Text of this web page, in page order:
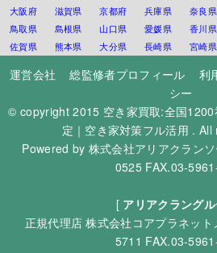
大阪府
滋賀県 京都府 兵庫県 奈良県
鳥取県
島根県 山口県 愛媛県 香川県
佐賀県
熊本県 大分県 長崎県 宮崎県
運営会社 総監修者プロフィール 利
シー
© copyright 2015 空き家買取:全国
定｜空き家対策フル活用 . All
Powered by 株式会社アリアクラン
0525 FAX.03-
[ アリアクラング
正規代理店株式会社コアプラネット
5711 FAX.03-